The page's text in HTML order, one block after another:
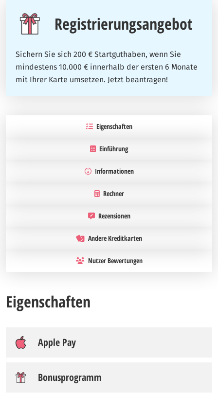
Registrierungsangebot
Sichern Sie sich 200 € Startguthaben, wenn Sie
mindestens 10.000 € innerhalb der ersten 6 Monate
mit Ihrer Karte umsetzen. Jetzt beantragen!
Eigenschaften
Einführung
Informationen
Rechner
Rezensionen
Andere Kreditkarten
Nutzer Bewertungen
Eigenschaften
Apple Pay
Bonusprogramm